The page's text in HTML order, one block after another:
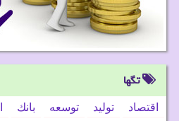
تگها
اقتصاد تولید توسعه بانك